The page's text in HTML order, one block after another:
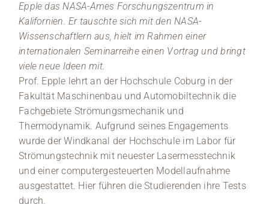
Epple das NASA-Ames Forschungszentrum in
Kalifornien. Er tauschte sich mit den NASA-
Wissenschaftlern aus, hielt im Rahmen einer
internationalen Seminarreihe einen Vortrag und bringt
viele neue Ideen mit.
Prof. Epple lehrt an der Hochschule Coburg in der
Fakultät Maschinenbau und Automobiltechnik die
Fachgebiete Strömungsmechanik und
Thermodynamik. Aufgrund seines Engagements
wurde der Windkanal der Hochschule im Labor für
Strömungstechnik mit neuester Lasermesstechnik
und einer computergesteuerten Modellaufnahme
ausgestattet. Hier führen die Studierenden ihre Tests
durch.